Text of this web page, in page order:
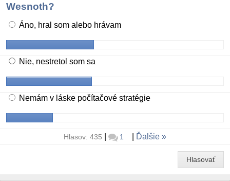
Wesnoth?
Áno, hral som alebo hrávam
Nie, nestretol som sa
Nemám v láske počítačové stratégie
Hlasov: 435 1 Ďalšie
Hlasovať